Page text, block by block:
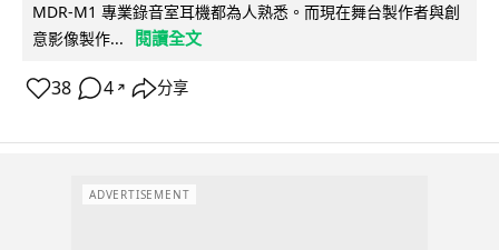
MDR-M1 專業錄音室耳機都為人熟悉。而現在舞台製作者與創
意影像製作...
閱讀全文
38 4 ↗ 分享
ADVERTISEMENT